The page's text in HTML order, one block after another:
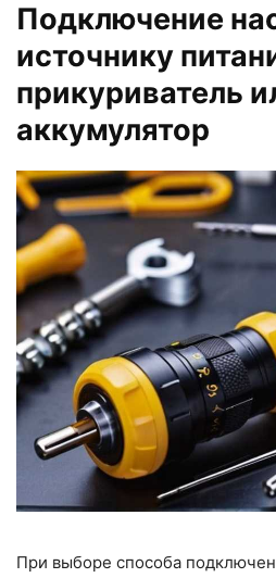
Подключение
источнику
прикуриватель
аккумулятор
При выборе способа